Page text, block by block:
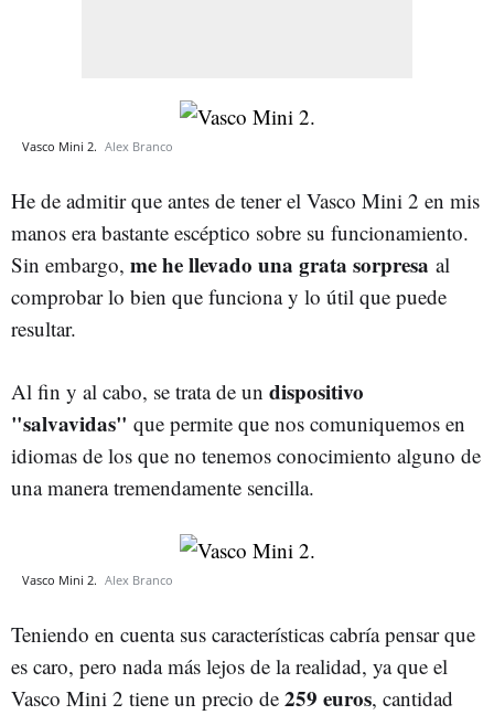
Vasco Mini 2. Alex Branco
He de admitir que antes de tener el Vasco Mini 2 en mis
manos era bastante escéptico sobre su funcionamiento.
Sin embargo, me he llevado una grata sorpresa al
comprobar lo bien que funciona y lo útil que puede
resultar.
Al fin y al cabo, se trata de un dispositivo
"salvavidas" que permite que nos comuniquemos en
idiomas de los que no tenemos conocimiento alguno de
una manera tremendamente sencilla.
Vasco Mini 2. Alex Branco
Teniendo en cuenta sus características cabría pensar que
es caro, pero nada más lejos de la realidad, ya que el
Vasco Mini 2 tiene un precio de 259 euros, cantidad